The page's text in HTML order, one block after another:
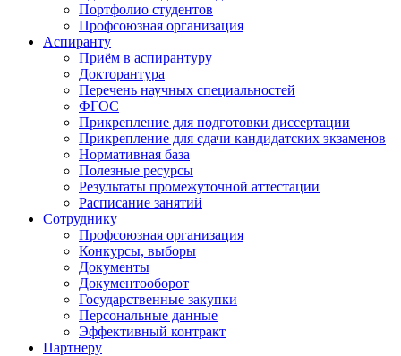
Портфолио студентов
Профсоюзная организация
Аспиранту
Приём в аспирантуру
Докторантура
Перечень научных специальностей
ФГОС
Прикрепление для подготовки диссертации
Прикрепление для сдачи кандидатских экзаменов
Нормативная база
Полезные ресурсы
Результаты промежуточной аттестации
Расписание занятий
Сотруднику
Профсоюзная организация
Конкурсы, выборы
Документы
Документооборот
Государственные закупки
Персональные данные
Эффективный контракт
Партнеру